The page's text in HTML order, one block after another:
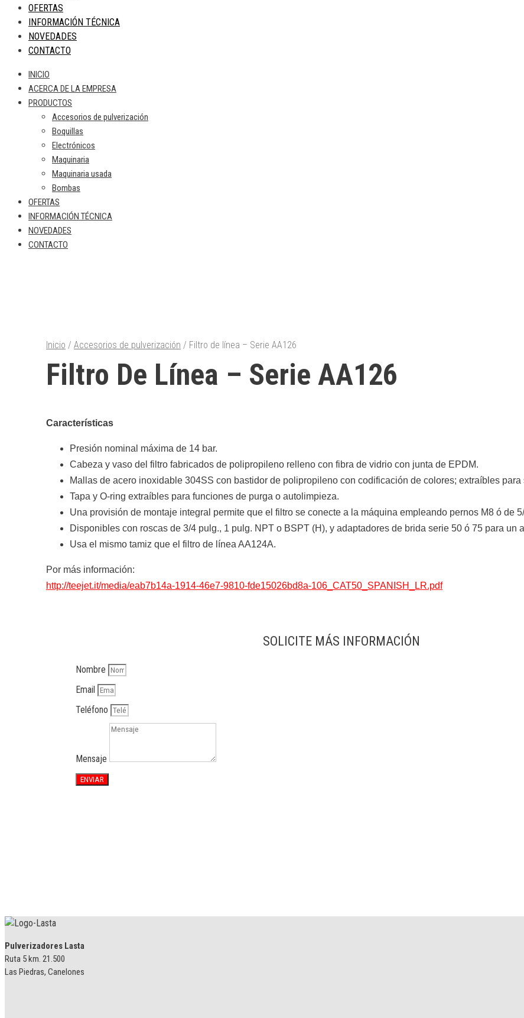
OFERTAS
INFORMACIÓN TÉCNICA
NOVEDADES
CONTACTO
INICIO
ACERCA DE LA EMPRESA
PRODUCTOS
Accesorios de pulverización
Boquillas
Electrónicos
Maquinaria
Maquinaria usada
Bombas
OFERTAS
INFORMACIÓN TÉCNICA
NOVEDADES
CONTACTO
Inicio / Accesorios de pulverización / Filtro de línea – Serie AA126
Filtro De Línea – Serie AA126
Características
Presión nominal máxima de 14 bar.
Cabeza y vaso del filtro fabricados de polipropileno relleno con fibra de vidrio con junta de EPDM.
Mallas de acero inoxidable 304SS con bastidor de polipropileno con codificación de colores; extraíbles para
Tapa y O-ring extraíbles para funciones de purga o autolimpieza.
Una provisión de montaje integral permite que el filtro se conecte a la máquina empleando pernos M8 ó de
Disponibles con roscas de 3/4 pulg., 1 pulg. NPT o BSPT (H), y adaptadores de brida serie 50 ó 75 para un
Usa el mismo tamiz que el filtro de línea AA124A.
Por más información:
http://teejet.it/media/eab7b14a-1914-46e7-9810-fde15026bd8a-106_CAT50_SPANISH_LR.pdf
SOLICITE MÁS INFORMACIÓN
Nombre
Email
Teléfono
Mensaje
ENVIAR
Pulverizadores Lasta
Ruta 5 km. 21.500
Las Piedras, Canelones